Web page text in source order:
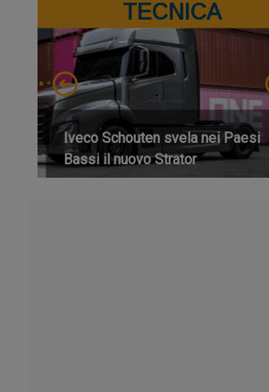
TECNICA
Iveco Schouten svela nei Paesi
Bassi il nuovo Strator